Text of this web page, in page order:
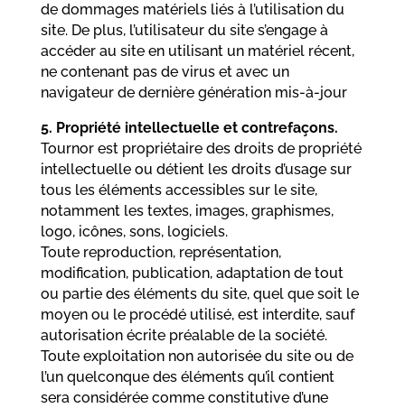
de dommages matériels liés à l’utilisation du
site. De plus, l’utilisateur du site s’engage à
accéder au site en utilisant un matériel récent,
ne contenant pas de virus et avec un
navigateur de dernière génération mis-à-jour
5. Propriété intellectuelle et contrefaçons.
Tournor est propriétaire des droits de propriété
intellectuelle ou détient les droits d’usage sur
tous les éléments accessibles sur le site,
notamment les textes, images, graphismes,
logo, icônes, sons, logiciels.
Toute reproduction, représentation,
modification, publication, adaptation de tout
ou partie des éléments du site, quel que soit le
moyen ou le procédé utilisé, est interdite, sauf
autorisation écrite préalable de la société.
Toute exploitation non autorisée du site ou de
l’un quelconque des éléments qu’il contient
sera considérée comme constitutive d’une